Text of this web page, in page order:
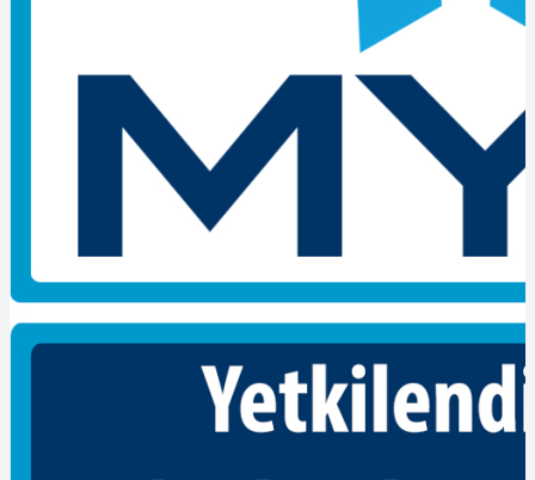
Poly Belge olarak, Kocaeli’de forklift belgesi veren güvenilir
firmalar hakkında bilgi sunmaktan memnuniyet duyarız.
Kocaeli İş Sağlığı ve Güvenliği Eğitim Merkezi: Kocaeli İş
Sağlığı ve Güvenliği Eğitim Merkezi, forklift operatörlerinin
eğitimini sağlayan köklü bir kuruluştur. Uzman eğitmenler
tarafından verilen kurslar sayesinde, güvenli forklift kullanımı
konusunda gerekli bilgi ve becerilere sahip olabilirsiniz.
Kocaeli Mesleki Eğitim Merkezi: Kocaeli Mesleki Eğitim
Merkezi, forklift operatörlüğü kurslarıyla tanınan bir
kurumdur. Nitelikli eğitmen kadrosu ve modern eğitim
ekipmanları ile öğrencilere kapsamlı bir eğitim sunmaktadır.
geliştirmenize yardımcı olurlar.
Kocaeli Ticaret Odası: Kocaeli Ticaret Odası, forklift
operatörlüğü kursları düzenleyen bir kuruluştur. Sektörün
ihtiyaçlarına uygun olarak tasarlanmış programları sayesinde
forklift kullanımı konusunda sertifikalı bir eğitim alabilirsiniz.
Aynı zamanda, işverenler için iş sağlığı ve güvenliği
konularında danışmanlık hizmeti de sunmaktadırlar.